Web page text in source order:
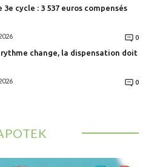
3e cycle : 3 537 euros compensés
0
rythme change, la dispensation doit
0